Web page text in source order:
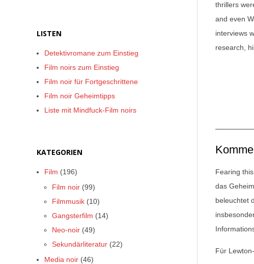
thrillers
and even
interviews
research,
Fearing
das
beleuchtet
Für
LISTEN
Detektivromane zum Einstieg
Film noirs zum Einstieg
Film noir für Fortgeschrittene
Film noir Geheimtipps
Liste mit Mindfuck-Film noirs
KATEGORIEN
Film (196)
Film noir (99)
Filmmusik (10)
Gangsterfilm (14)
Neo-noir (49)
Sekundärliteratur (22)
Media noir (46)